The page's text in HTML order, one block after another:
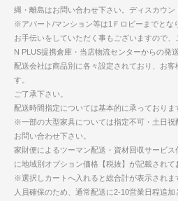
縄・離島はお問い合わせ下さい。ディスカウ
※アパート/マンション等は1Ｆロビーまでとな
お手伝いをしていただく事もございますので、
N PLUS提携倉庫・当店物流センターからの発
配送会社は商品別に各々設定されており、お客
す。
ご了承下さい。
配送時間指定については基本的に承っておりま
※一部の大型家具については指定不可・土日祝
お問い合わせ下さい。
家財便によるツーマン配送・資材回収サービ
に地域別オプション価格【税抜】が記載されて
※選択しカートへ入れると総合計が表示されま
人員確保のため、通常配送に2-10営業日程追